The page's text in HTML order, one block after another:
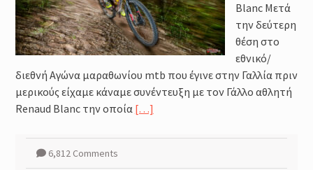
Blanc Μετά
την δεύτερη
θέση στο
εθνικό/
διεθνή Αγώνα μαραθωνίου mtb που έγινε στην Γαλλία πριν
μερικούς είχαμε κάναμε συνέντευξη με τον Γάλλο αθλητή
Renaud Blanc την οποία […]
6,812 Comments